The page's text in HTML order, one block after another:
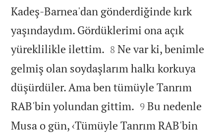
Kadeş-Barnea'dan gönderdiğinde kırk
yaşındaydım. Gördüklerimi ona açık
yüreklilikle ilettim. 

8 Ne var ki, benimle
gelmiş olan soydaşlarım halkı korkuya
düşürdüler. Ama ben tümüyle Tanrım
RAB'bin yolundan gittim. 

9 Bu nedenle
Musa o gün, ‹Tümüyle Tanrım RAB'bin